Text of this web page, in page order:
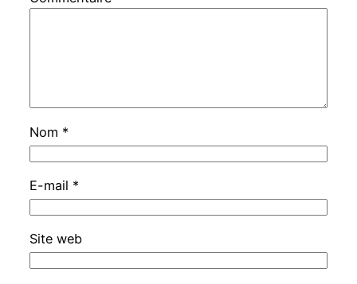
Nom *
E-mail *
Site web